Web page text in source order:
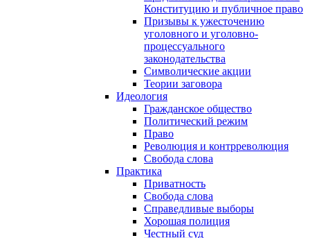
Конституцию и публичное право
Призывы к ужесточению
уголовного и уголовно-
процессуального
законодательства
Символические акции
Теории заговора
Идеология
Гражданское общество
Политический режим
Право
Революция и контрреволюция
Свобода слова
Практика
Приватность
Свобода слова
Справедливые выборы
Хорошая полиция
Честный суд